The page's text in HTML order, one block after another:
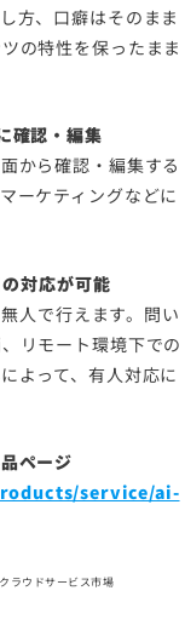
方、口癖はそのまま
の特性を保ったまま
確認・編集
から確認・編集する
ーケティングなどに
対応が可能
人で行えます。問い
リモート環境下での
よって、有人対応に
ページ
service/ai-
ラウドサービス市場